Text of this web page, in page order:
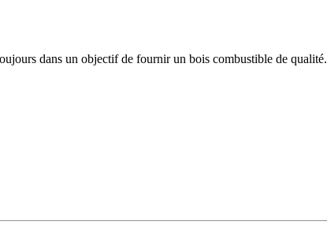
dans un objectif de fournir un bois combustible de qualité.